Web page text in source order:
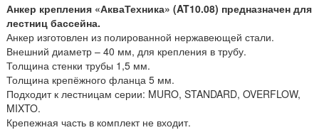
Анкер крепления «АкваТехника» (AT10.08) предназначен для
лестниц бассейна.
Анкер изготовлен из полированной нержавеющей стали.
Внешний диаметр – 40 мм, для крепления в трубу.
Толщина стенки трубы 1,5 мм.
Толщина крепёжного фланца 5 мм.
Подходит к лестницам серии: MURO, STANDARD, OVERFLOW,
MIXTO.
Крепежная часть в комплект не входит.